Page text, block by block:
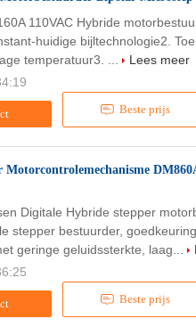
Beste prijs
110VAC Hybride
huidige bijltechnologie2.
temperatuur3. ...
Lees meer
Motorcontrolemechanisme
Beste prijs
Digitale Hybride stepper
stepper bestuurder,
geringe geluidssterkte, laag...